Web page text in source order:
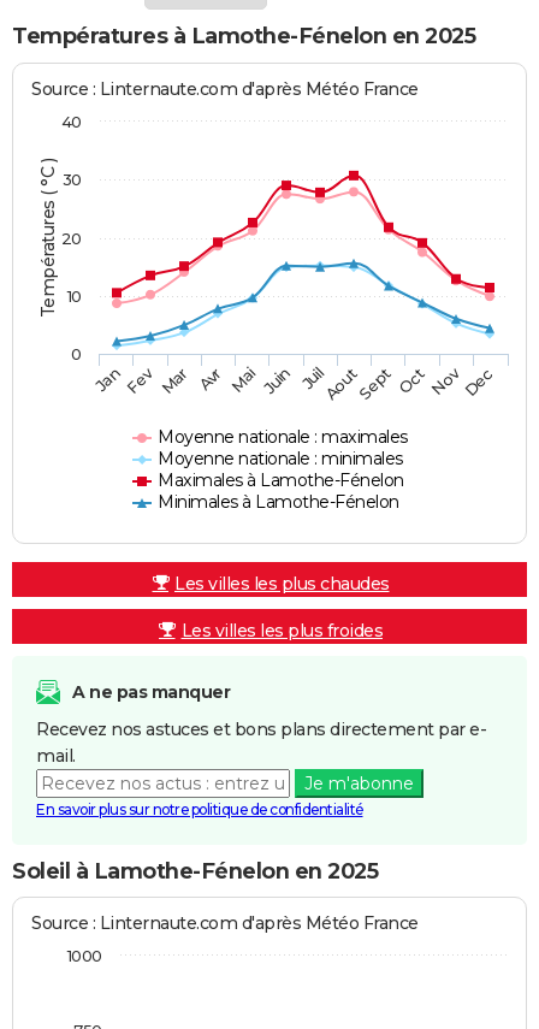
Températures à Lamothe-Fénelon en 2025
Températures ( °C )
Source : Linternaute.com d'après Météo France
Moyenne nationale : maximales
Moyenne nationale : minimales
Maximales à Lamothe-Fénelon
Minimales à Lamothe-Fénelon
JanFev Mar Avr Mai Juin JuilAoutSept OctNovDec
0
10
20
30
40
Les villes les plus chaudes
Les villes les plus froides
A ne pas manquer
Recevez nos astuces et bons plans directement par e-
mail.
Je m'abonne
En savoir plus sur notre politique de confidentialité
Soleil à Lamothe-Fénelon en 2025
Source : Linternaute.com d'après Météo France
1000